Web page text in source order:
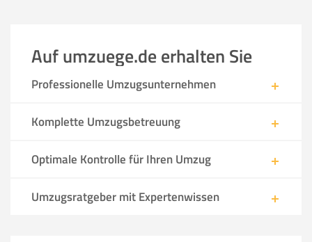
Auf umzuege.de erhalten Sie
Professionelle Umzugsunternehmen
Komplette Umzugsbetreuung
Optimale Kontrolle für Ihren Umzug
Umzugsratgeber mit Expertenwissen